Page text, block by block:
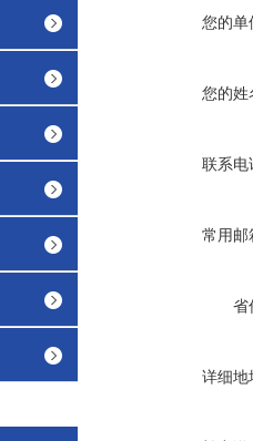
您的单
您的姓
联系电
常用邮
省
详细地